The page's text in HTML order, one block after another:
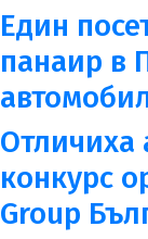
Един
панаир в
Отличиха
конкурс
Group